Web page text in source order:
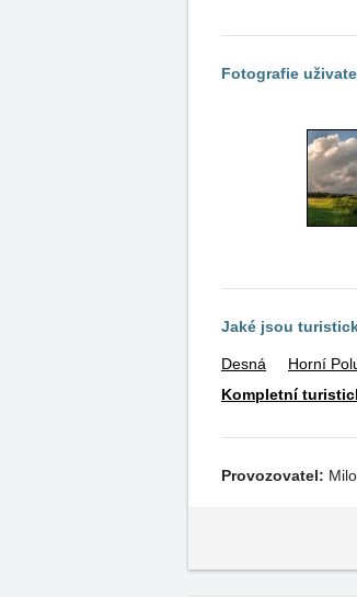
Fotografie
Jaké jsou
Desná Horní
Kompletní
Provozovatel: